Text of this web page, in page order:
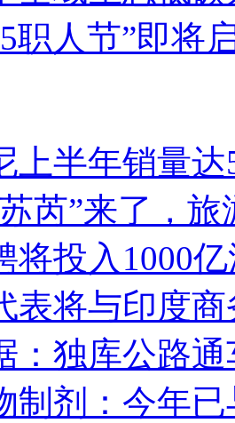
职人节”即将
上半年销量
芮”来了，
将投入1000
表将与印度
：独库公路
制剂：今年